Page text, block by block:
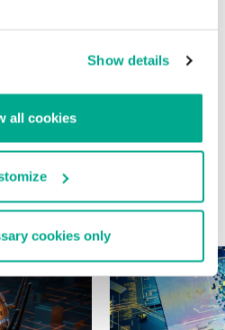
Show details
all cookies
cookies only